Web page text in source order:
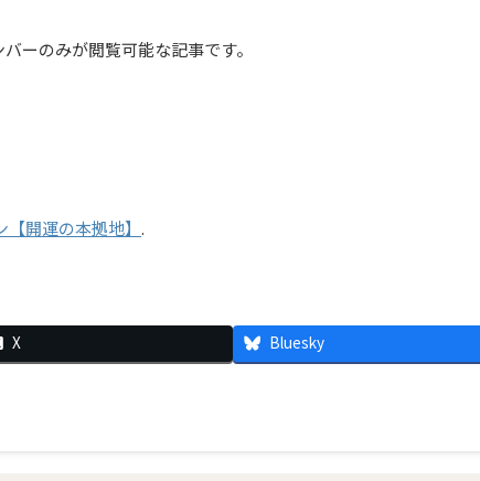
ーのみが閲覧可能な記事です。
開運の本拠地】 .
X Bluesky